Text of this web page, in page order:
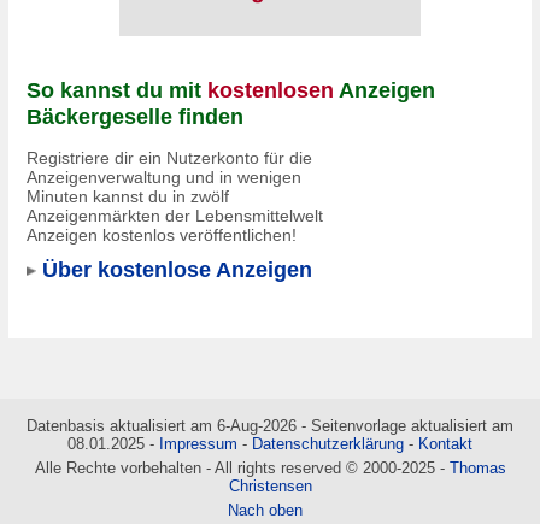
So kannst du mit kostenlosen Anzeigen
Bäckergeselle finden
Registriere dir ein Nutzerkonto für die
Anzeigenverwaltung und in wenigen
Minuten kannst du in zwölf
Anzeigenmärkten der Lebensmittelwelt
Anzeigen kostenlos veröffentlichen!
Über kostenlose Anzeigen
Datenbasis aktualisiert am 6-Aug-2026 - Seitenvorlage aktualisiert am
08.01.2025 - Impressum - Datenschutzerklärung - Kontakt
Alle Rechte vorbehalten - All rights reserved © 2000-2025 - Thomas
Christensen
Nach oben